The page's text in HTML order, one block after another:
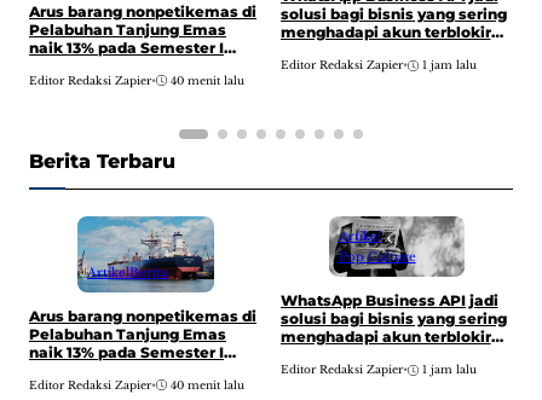
Arus barang nonpetikemas di
Pelabuhan Tanjung Emas
naik 13% pada Semester I
didorong ekspor-impor
Editor Redaksi Zapier• 40 menit lalu
solusi bagi bisnis yang sering
menghadapi akun terblokir
Editor Redaksi Zapier• 1 jam lalu
Berita Terbaru
ArtikelBerita
Arus barang nonpetikemas di
Pelabuhan Tanjung Emas
naik 13% pada Semester I
didorong ekspor-impor
Editor Redaksi Zapier• 40 menit lalu
Artikel
Pop Culture
WhatsApp Business API jadi
solusi bagi bisnis yang sering
menghadapi akun terblokir
Editor Redaksi Zapier• 1 jam lalu